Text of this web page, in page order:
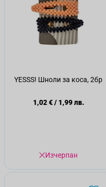
YESSS! Шноли за коса, 2бр
1,02 €/ 1,99 лв.
Изчерпан